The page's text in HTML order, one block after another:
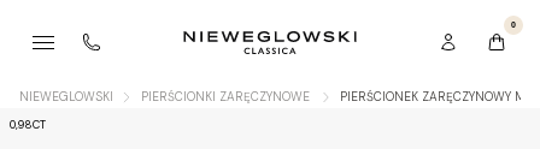
0
NIEWEGLOWSKI PIERŚCIONKI ZARĘCZYNOWE PIERŚCIONEK ZARĘCZYNOWY
0,98CT